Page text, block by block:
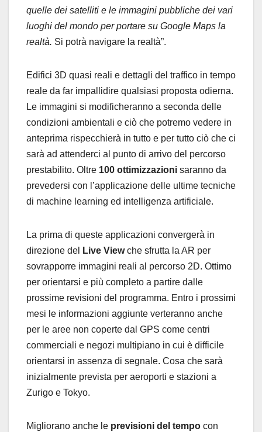
quelle dei satelliti e le immagini pubbliche dei vari
luoghi del mondo per portare su Google Maps la
realtà. Si potrà navigare la realtà”.
Edifici 3D quasi reali e dettagli del traffico in tempo
reale da far impallidire qualsiasi proposta odierna.
Le immagini si modificheranno a seconda delle
condizioni ambientali e ciò che potremo vedere in
anteprima rispecchierà in tutto e per tutto ciò che ci
sarà ad attenderci al punto di arrivo del percorso
prestabilito. Oltre 100 ottimizzazioni saranno da
prevedersi con l’applicazione delle ultime tecniche
di machine learning ed intelligenza artificiale.
La prima di queste applicazioni convergerà in
direzione del
Live Viewche sfrutta la AR per
sovrapporre immagini reali al percorso 2D. Ottimo
per orientarsi e più completo a partire dalle
prossime revisioni del programma. Entro i prossimi
mesi le informazioni aggiunte verteranno anche
per le aree non coperte dal GPS come centri
commerciali e negozi multipiano in cui è difficile
orientarsi in assenza di segnale. Cosa che sarà
inizialmente prevista per aeroporti e stazioni a
Zurigo e Tokyo.
Migliorano anche le previsioni del tempo con